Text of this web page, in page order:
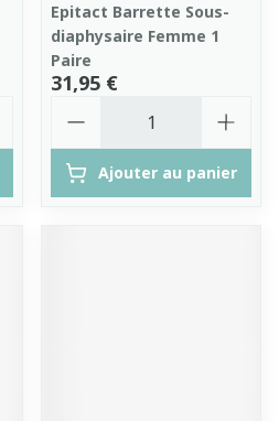
Epitact Barrette Sous-
diaphysaire Femme 1
Paire
31,95 €
Ajouter au panier